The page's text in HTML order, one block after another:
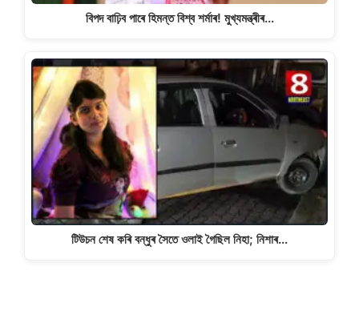
বিপদ বাঢ়িব পাৰে হিমন্ত বিশ্ব শৰ্মাৰ! মুখ্যমন্ত্ৰীৰ…
টিউচন শেষ কৰি বন্ধুৰ সৈতে ওলাই গৈছিল নিহা; নিশাৰ…